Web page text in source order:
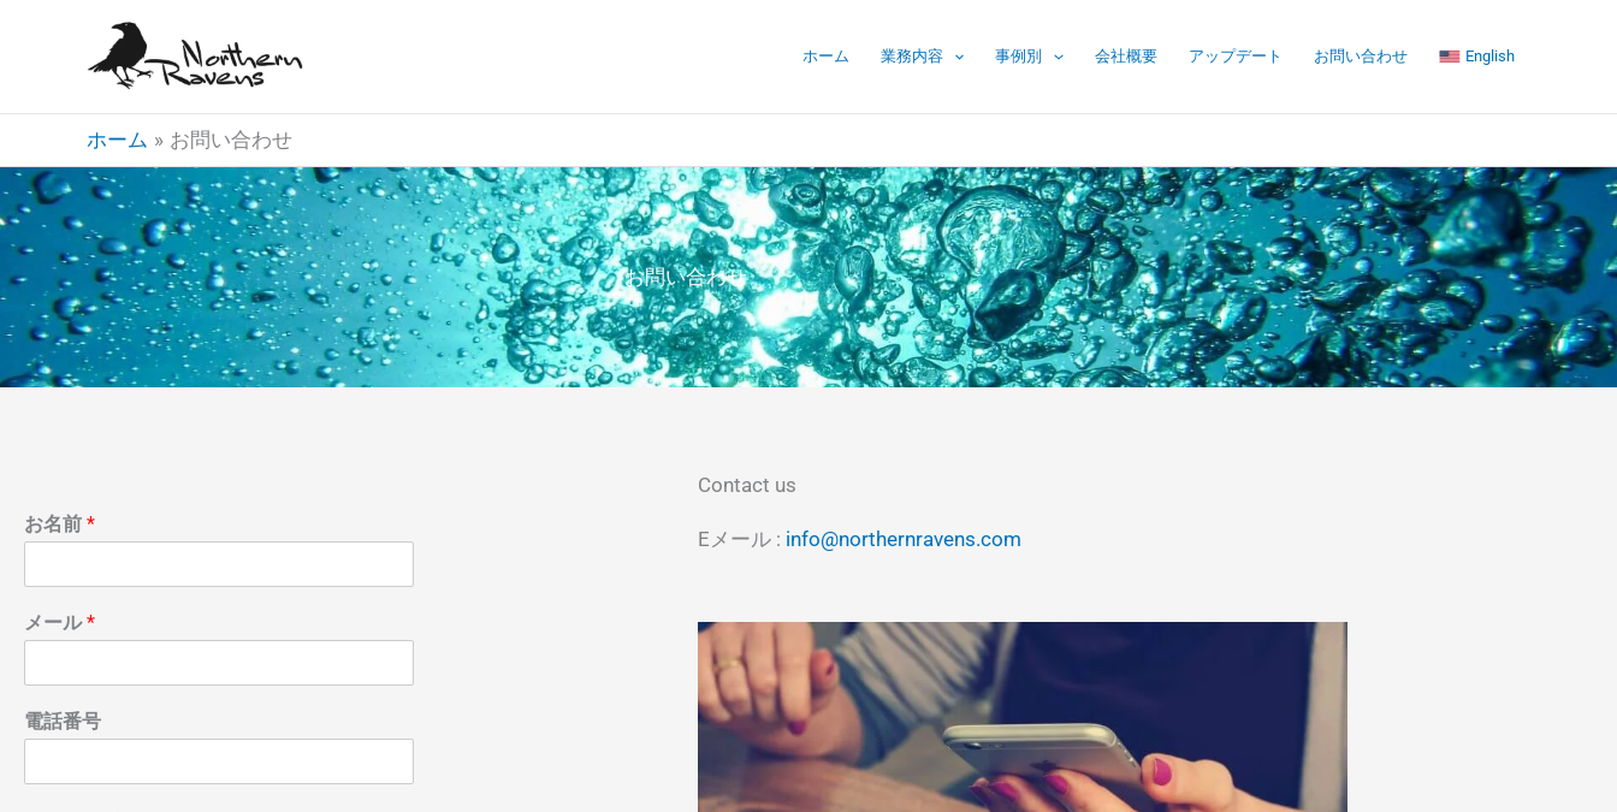
ス
ッ
プ
ホーム 業務内容 事例別 会社概要 アップデート お問い合わせ English
ホーム お問い合わせ
お問い合わせ
お名前 *
メール*
電話番号
Contact us
Eメール : info@northernravens.com